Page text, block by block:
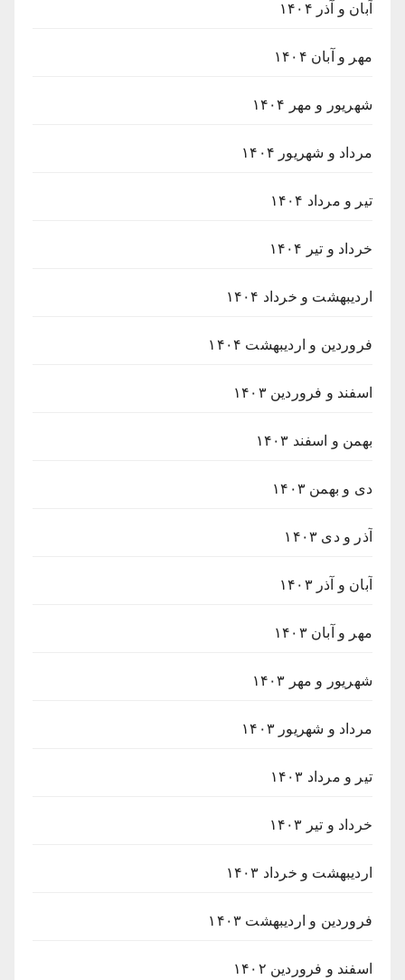
آبان و آذر ۱۴۰۴
مهر و آبان ۱۴۰۴
شهریور و مهر ۱۴۰۴
مرداد و شهریور ۱۴۰۴
تیر و مرداد ۱۴۰۴
خرداد و تیر ۱۴۰۴
اردیبهشت و خرداد ۱۴۰۴
فروردین و اردیبهشت ۱۴۰۴
اسفند و فروردین ۱۴۰۳
بهمن و اسفند ۱۴۰۳
دی و بهمن ۱۴۰۳
آذر و دی ۱۴۰۳
آبان و آذر ۱۴۰۳
مهر و آبان ۱۴۰۳
شهریور و مهر ۱۴۰۳
مرداد و شهریور ۱۴۰۳
تیر و مرداد ۱۴۰۳
خرداد و تیر ۱۴۰۳
اردیبهشت و خرداد ۱۴۰۳
فروردین و اردیبهشت ۱۴۰۳
اسفند و فروردین ۱۴۰۲